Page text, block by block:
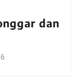
dan